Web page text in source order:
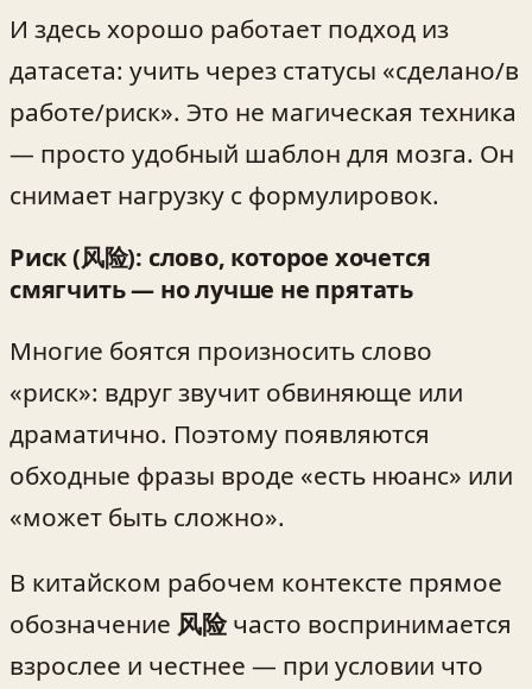
И здесь хорошо работает подход из
датасета: учить через статусы «сделано/в
работе/риск». Это не магическая техника
— просто удобный шаблон для мозга. Он
снимает нагрузку с формулировок.
Риск (风险): слово, которое хочется
смягчить — но лучше не прятать
Многие боятся произносить слово
«риск»: вдруг звучит обвиняюще или
драматично. Поэтому появляются
обходные фразы вроде «есть нюанс» или
«может быть сложно».
В китайском рабочем контексте прямое
обозначение 风险часто воспринимается
взрослее и честнее — при условии что